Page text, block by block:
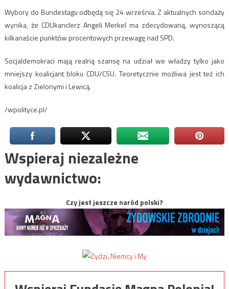
Wybory do Bundestagu odbędą się 24 września. Z aktualnych sondaży
wynika, że CDUkanclerz Angeli Merkel ma zdecydowaną, wynoszącą
kilkanaście punktów procentowych przewagę nad SPD.
Socjaldemokraci mają realną szansę na udział we władzy tylko jako
mniejszy koalicjant bloku CDU/CSU. Teoretycznie możliwa jest też ich
koalicja z Zielonymi i Lewicą.
/wpolityce.pl/
Wspieraj niezależne
wydawnictwo:
Czy jest jeszcze naród polski?